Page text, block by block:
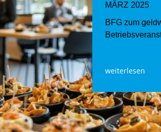
MÄRZ 2025
BFG zum
weiterlesen